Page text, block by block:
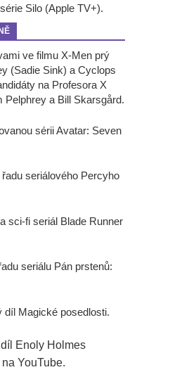
Silo (Apple TV+).
ve filmu X-Men prý
(Sadie Sink) a Cyclops
na Profesora X
Pelphrey a Bill Skarsgård.
sérii Avatar: Seven
seriálového Percyho
sci-fi seriál Blade Runner
seriálu Pán prstenů:
díl Magické posedlosti.
Enoly Holmes
YouTube.